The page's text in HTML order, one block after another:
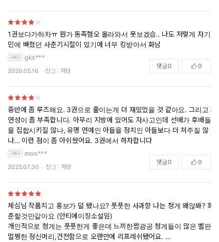
1권보다가하차ㅠ 뭔가 동족혐오 올라와서 못보겠슴.. 나도 저렇게 자기연
민에 빠졌던 사춘기시절이 있기에 너무 킹받아서 화남
gks***
2026.05.16 신고 차단
댓글0 0
중반에 좀 루즈해요. 3권으로 줄이는게 더 재밌었을 것 같아요. 그리고 개
연성이 좀 부족합니다. 아무리 지방에 있어도 자사고인데 선배가 후배들
을 집합시키질 않나, 유명 연예인 아들을 정치인 아들보다 더 쳐주질 않
나... 이런 점이 좀 아쉬웠어요. 3권에서 하차합니다
moo***
2025.07.30 신고 차단
댓글0 0
체심님 작품치고 홍보가 덜 됐나요? 풋풋한 사과향 나는 청게 왜않봐? 회
춘할것만같아요 (안티에이징소설임)
개인적으로 청게는 풋풋한게 좋은데 느끼한짭광공 청게들이 많은 벨판에
멀쩡한 정신머리,건전함으로 오랜만에 리프레쉬됐어요.